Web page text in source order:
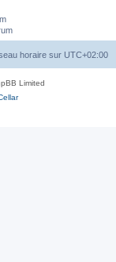
horaire sur UTC+02:00
Limited